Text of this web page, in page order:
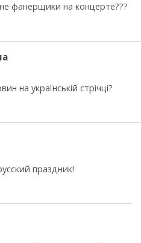
фанерщики на концерте???
на українській стрічці?
праздник!